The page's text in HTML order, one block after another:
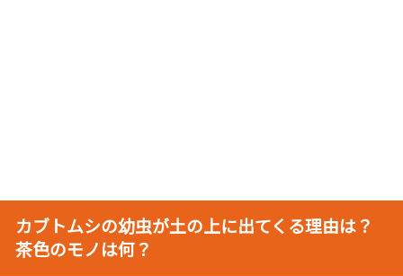
カブトムシの幼虫が土の上に出てくる理由は？
茶色のモノは何？